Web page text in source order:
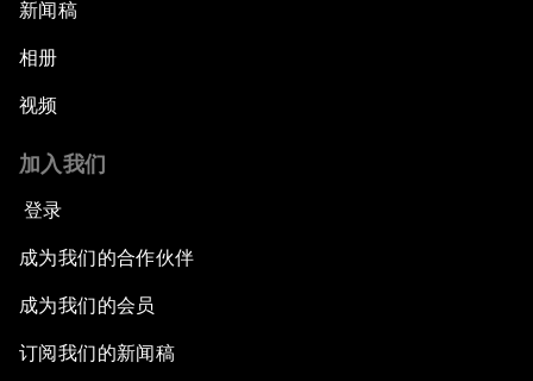
新闻稿
相册
视频
加入我们
登录
成为我们的合作伙伴
成为我们的会员
订阅我们的新闻稿